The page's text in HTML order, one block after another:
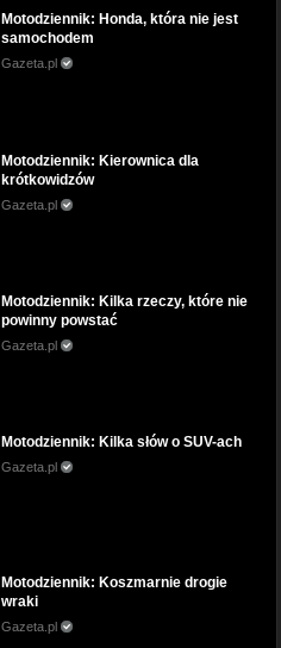
Motodziennik: Honda, która nie jest
samochodem
Gazeta.pl
Motodziennik: Kierownica dla
krótkowidzów
Gazeta.pl
Motodziennik: Kilka rzeczy, które nie
powinny powstać
Gazeta.pl
Motodziennik: Kilka słów o SUV-ach
Gazeta.pl
Motodziennik: Koszmarnie drogie
wraki
Gazeta.pl